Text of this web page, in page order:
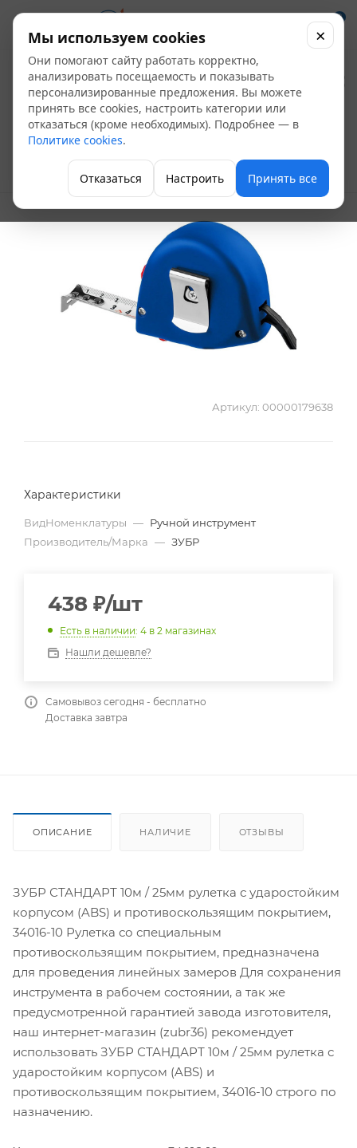
0
Рулетка ЗУБР
"Стандарт" 10 м х 25
мм (34016-10)
Ручной измерительный инструмент
Артикул: 00000179638
Характеристики
ВидНоменклатуры — Ручной инструмент
Производитель/Марка — ЗУБР
438 ₽/шт
Есть в наличии: 4 в 2 магазинах
Нашли дешевле?
Самовывоз сегодня - бесплатно
Доставка завтра
ОПИСАНИЕ НАЛИЧИЕ ОТЗЫВЫ
ЗУБР СТАНДАРТ 10м / 25мм рулетка с ударостойким
корпусом (ABS) и противоскользящим покрытием,
34016-10 Рулетка со специальным
противоскользящим покрытием, предназначена
для проведения линейных замеров Для сохранения
инструмента в рабочем состоянии, а так же
предусмотренной гарантией завода изготовителя,
наш интернет-магазин (zubr36) рекомендует
использовать ЗУБР СТАНДАРТ 10м / 25мм рулетка с
ударостойким корпусом (ABS) и
противоскользящим покрытием, 34016-10 строго по
назначению.
Мы используем cookies
Они помогают сайту работать корректно,
анализировать посещаемость и показывать
персонализированные предложения. Вы можете
принять все cookies, настроить категории или
отказаться (кроме необходимых). Подробнее — в
Политике cookies.
Отказаться Настроить Принять все
×